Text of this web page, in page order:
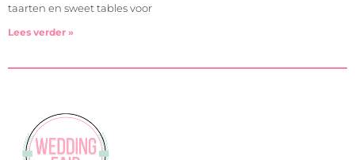
taarten en sweet tables voor
Lees verder »